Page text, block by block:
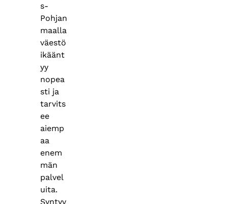
s-
Pohjan
maalla
väestö
ikäänt
yy
nopea
sti ja
tarvits
ee
aiemp
aa
enem
män
palvel
uita.
Syntyv